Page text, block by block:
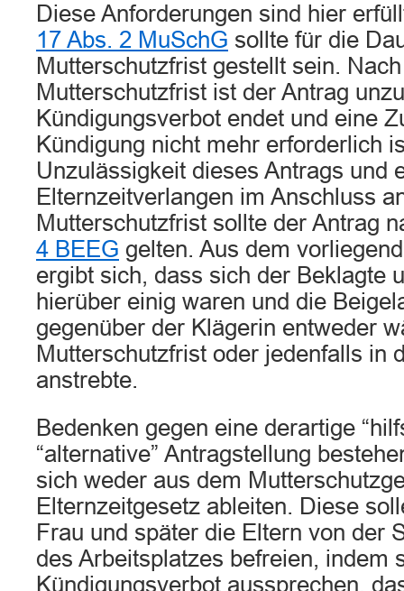
Diese Anforderungen sind hier
17 Abs. 2 MuSchG sollte für die
Mutterschutzfrist gestellt sein.
Mutterschutzfrist ist der Antrag
Kündigungsverbot endet und eine
Kündigung nicht mehr erforderlich
Unzulässigkeit dieses Antrags und
Elternzeitverlangen im Anschluss
Mutterschutzfrist sollte der Antrag
4 BEEG gelten. Aus dem
ergibt sich, dass sich der Beklagte
hierüber einig waren und die
gegenüber der Klägerin entweder
Mutterschutzfrist oder jedenfalls in
anstrebte.
Bedenken gegen eine derartige
“alternative” Antragstellung
sich weder aus dem
Elternzeitgesetz ableiten. Diese
Frau und später die Eltern von der
des Arbeitsplatzes befreien, indem
Kündigungsverbot aussprechen,